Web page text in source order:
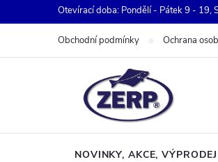
na
Otevírací doba: Pondělí - Pátek 9 - 19,
Obchodní podmínky Ochrana
NOVINKY, AKCE, VÝPRODEJ